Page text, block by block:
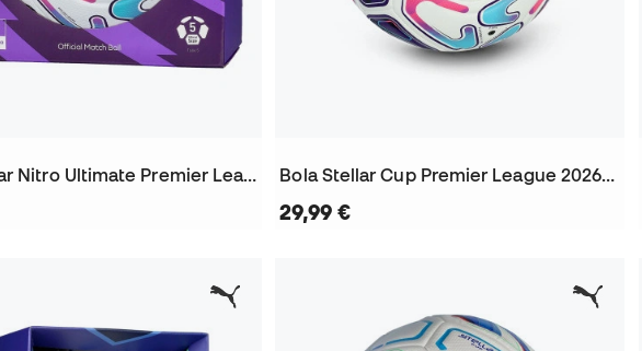
Bola Stellar Nitro Ultimate Premier League 2026-2027 Bola Stellar Cup Premier League 2026-2027
29,99 €